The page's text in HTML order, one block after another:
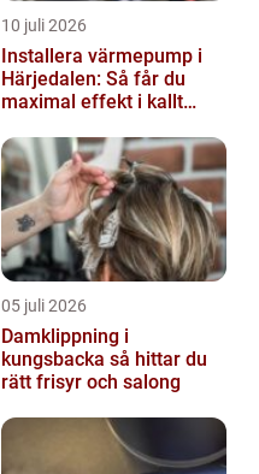
10 juli 2026
Installera värmepump i
Härjedalen: Så får du
maximal effekt i kallt
05 juli 2026
Damklippning i
kungsbacka så hittar du
rätt frisyr och salong